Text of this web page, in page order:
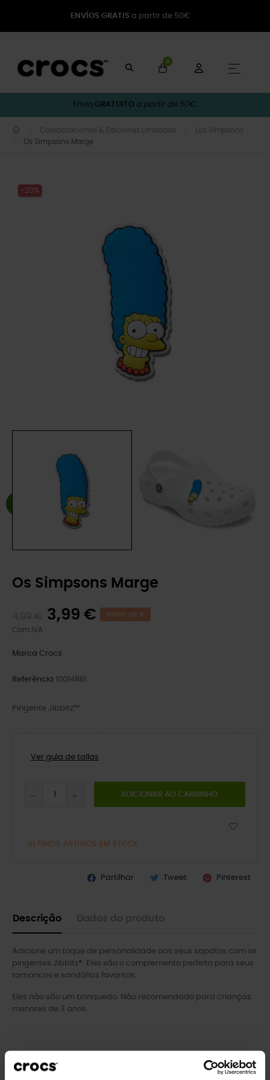
ENVÍOS GRATIS a partir de 50€
0
☰
Envio GRATUITO a partir de 50€.
Colaboraciones & Ediciones Limitadas
Los Simpsons
Os Simpsons Marge
-20%
Os Simpsons Marge
3,99 € POUPE 1,00 €
Com IVA
Marca Crocs
Referência 10014881
Pingente Jibbitz™.
Ver guía de tallas
ADICIONAR AO CARRINHO
ÚLTIMOS ARTIGOS EM STOCK
Partilhar Tweet Pinterest
Descrição
Adicione um toque de personalidade aos seus sapatos com os
pingentes Jibbitz®. Eles são o complemento perfeito para seus
tamancos e sandálias favoritos.
Eles não são um brinquedo. Não recomendado para crianças
menores de 3 anos.
Clientes que compraram este